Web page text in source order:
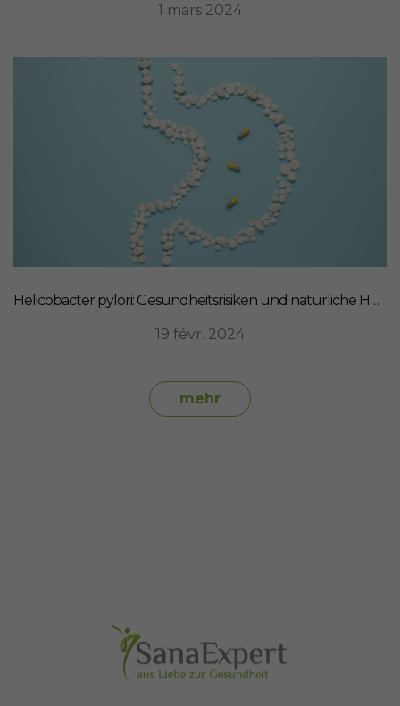
1 mars 2024
Helicobacter pylori: Gesundheitsrisiken und natürliche Heilmittel
19 févr. 2024
mehr